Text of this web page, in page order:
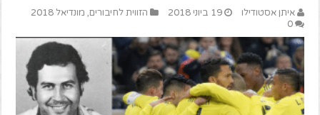
איתן אסטודילו 19 ביוני 2018 הזווית לחיבורים, מונדיאל 2018
0